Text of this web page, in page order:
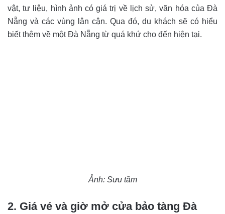
vật, tư liệu, hình ảnh có giá trị về lịch sử, văn hóa của Đà
Nẵng và các vùng lân cận. Qua đó, du khách sẽ có hiểu
biết thêm về một Đà Nẵng từ quá khứ cho đến hiện tại.
Ảnh: Sưu tầm
2. Giá vé và giờ mở cửa bảo tàng Đà